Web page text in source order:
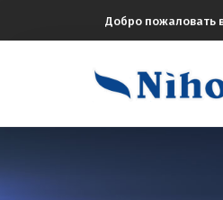
Добро пожаловать